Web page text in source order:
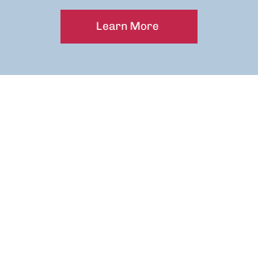
Learn More